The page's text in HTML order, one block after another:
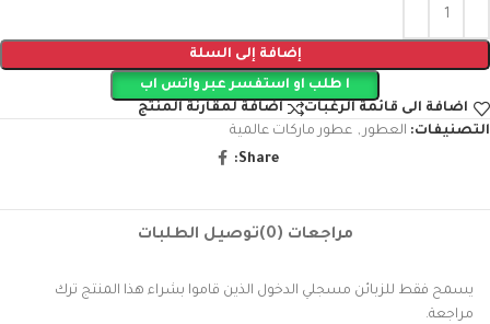
إضافة إلى السلة
ا طلب او استفسر عبر واتس اب
اضافة الى قائمة الرغبات
اضافة لمقارنة المنتج
التصنيفات: العطور , عطور ماركات عالمية
Share:
مراجعات (0) توصيل الطلبات
يسمح فقط للزبائن مسجلي الدخول الذين قاموا بشراء هذا المنتج ترك
مراجعة.